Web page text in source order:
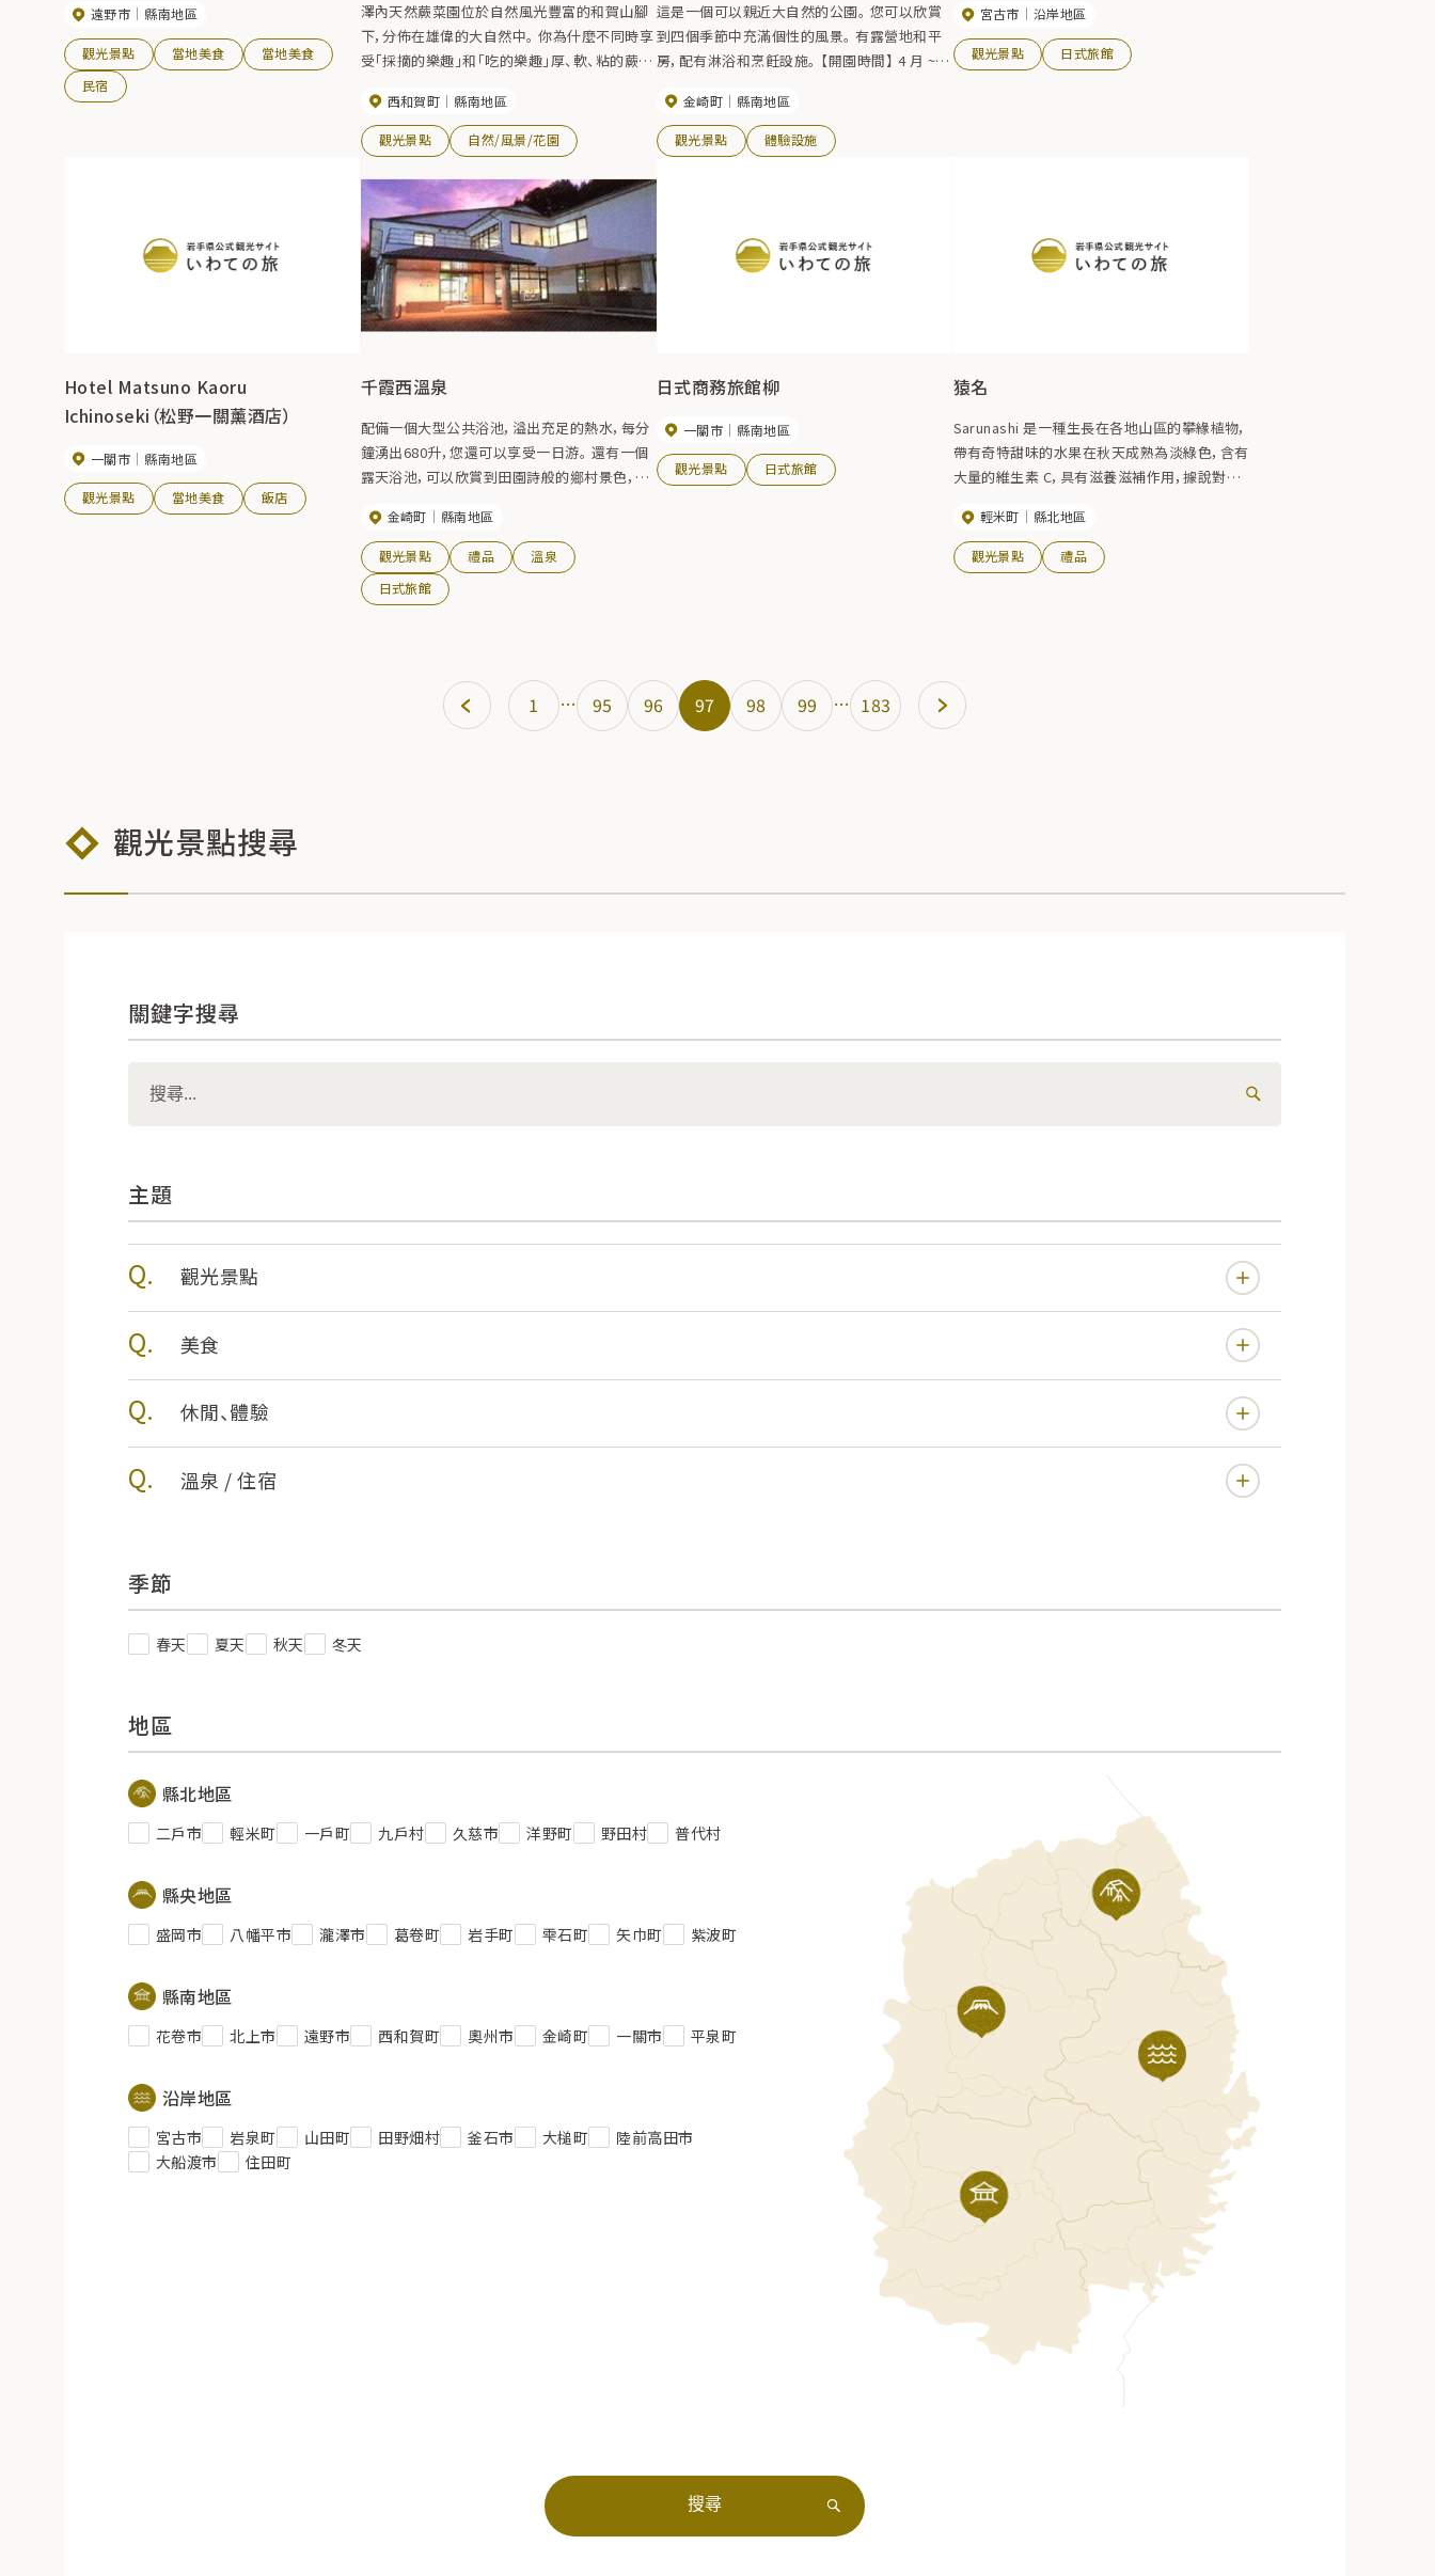
遠野市 縣南地區
觀光景點 當地美食
當地美食
民宿
澤內天然蕨菜園位於自然風光豐富的和賀山腳
下，分佈在雄偉的大自然中。 你為什麼不同時享
受「採摘的樂趣」和「吃的樂趣」厚、軟、粘的蕨菜
西和賀町 縣南地區
觀光景點 自然/風景/花園
這是一個可以親近大自然的公園。 您可以欣賞
到四個季節中充滿個性的風景。 有露營地和平
房，配有淋浴和烹飪設施。 【開園時間】 4 月 ~
金崎町 縣南地區
觀光景點 體驗設施
宮古市 沿岸地區
觀光景點 日式旅館
Hotel Matsuno Kaoru
Ichinoseki（松野一關薰酒店）
一關市 縣南地區
觀光景點 當地美食 飯店
千霞西溫泉
配備一個大型公共浴池，溢出充足的熱水，每分
鐘湧出680升，您還可以享受一日游。 還有一個
露天浴池，可以欣賞到田園詩般的鄉村景色，因
金崎町 縣南地區
觀光景點 禮品
溫泉
日式旅館
日式商務旅館柳
一關市 縣南地區
觀光景點 日式旅館
猿名
Sarunashi 是一種生長在各地山區的攀緣植物，
帶有奇特甜味的水果在秋天成熟為淡綠色，含有
大量的維生素 C，具有滋養滋補作用，據說對增
果醬、果凍和軟霜淇淋。 最近，sarunashi 卷蛋
糕已經商業化，sarunashi 產品也得到了增強。
它可以在 Karume Town 的酒類商店和紀念品
輕米町 縣北地區
觀光景點 禮品
1 … 95 96 97 98 99 … 183
觀光景點搜尋
關鍵字搜尋
主題
觀光景點
美食
休閒、體驗
溫泉 / 住宿
季節
春天 夏天 秋天 冬天
地區
縣北地區
二戶市 輕米町 一戶町 九戶村 久慈市 洋野町 野田村 普代村
縣央地區
盛岡市 八幡平市 瀧澤市 葛卷町 岩手町 雫石町 矢巾町 紫波町
縣南地區
花卷市 北上市 遠野市 西和賀町 奧州市 金崎町 一關市 平泉町
沿岸地區
宮古市 岩泉町 山田町 田野畑村 釜石市 大槌町
陸前高田市
大船渡市
住田町